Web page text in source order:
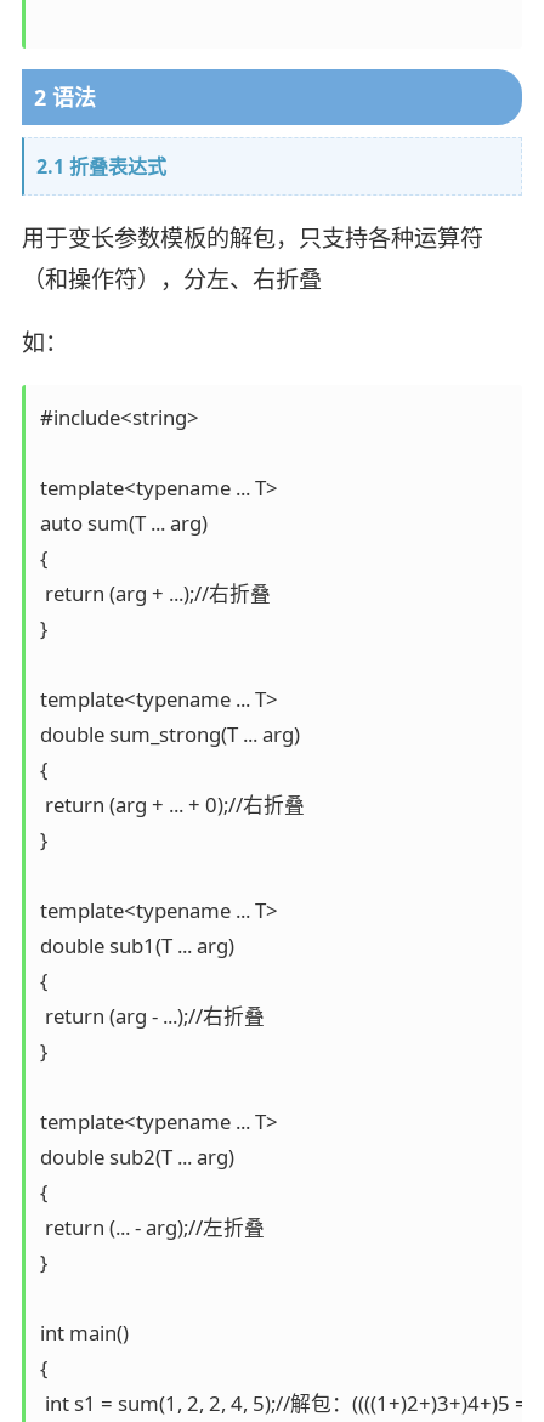
2 语法
2.1 折叠表达式
用于变长参数模板的解包，只支持各种运算符
（和操作符），分左、右折叠
如：
#include<string>
template<typename ... T>
auto sum(T ... arg)
{
return (arg + ...);//右折叠
}
template<typename ... T>
double sum_strong(T ... arg)
{
return (arg + ... + 0);//右折叠
}
template<typename ... T>
double sub1(T ... arg)
{
return (arg - ...);//右折叠
}
template<typename ... T>
double sub2(T ... arg)
{
return (... - arg);//左折叠
}
int main()
{
int s1 = sum(1, 2, 2, 4, 5);//解包：((((1+)2+)3+)4+)5 =